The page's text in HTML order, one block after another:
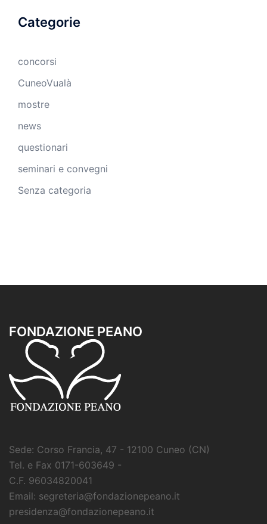
Categorie
concorsi
CuneoVualà
mostre
news
questionari
seminari e convegni
Senza categoria
FONDAZIONE PEANO
Sede: Corso Francia, 47 - 12100 Cuneo (CN)
Tel. e Fax 0171-603649 -
C.F. 96034820041
Email: segreteria@fondazionepeano.it
presidenza@fondazionepeano.it